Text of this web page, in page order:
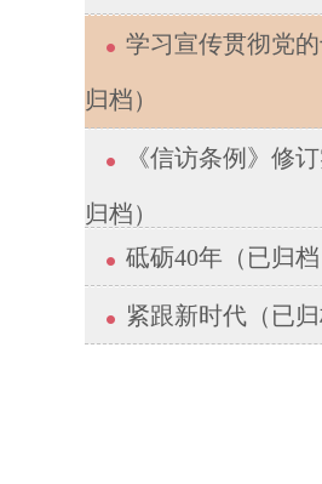
学习宣传贯彻党
归档）
《信访条例》修
归档）
砥砺40年（已归档
紧跟新时代（已归